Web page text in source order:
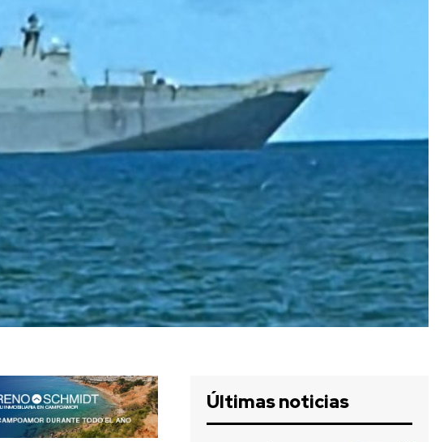
Últimas noticias